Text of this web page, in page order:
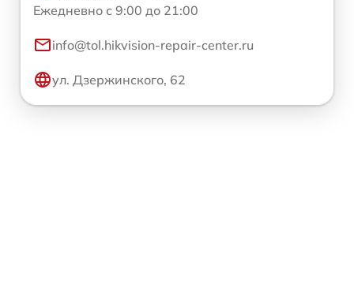
Ежедневно с 9:00 до 21:00
info@tol.hikvision-repair-center.ru
ул. Дзержинского, 62